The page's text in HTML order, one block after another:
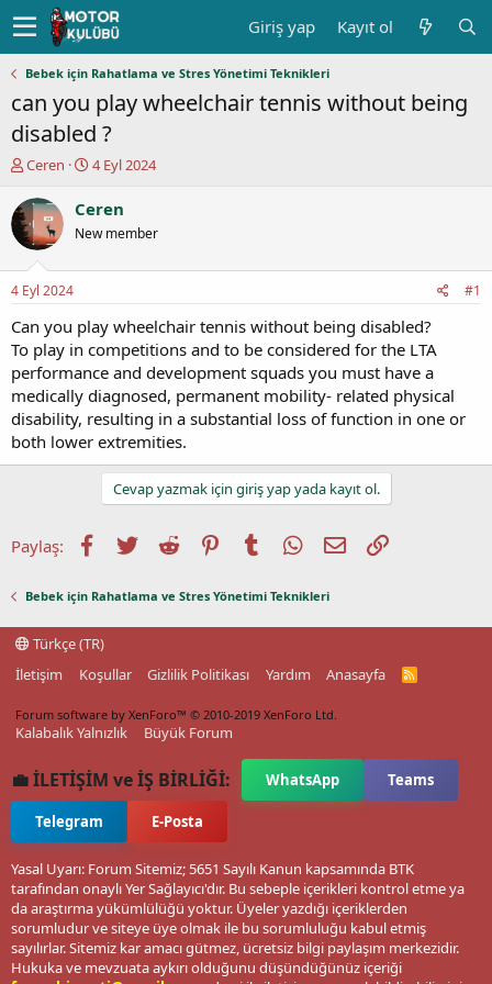
Giriş yap Kayıt ol
Bebek için Rahatlama ve Stres Yönetimi Teknikleri
can you play wheelchair tennis without being
disabled ?
K
n
u
y
b
a
ş
a
t
a
n
Ceren
B
ş
a
ç
a
r
i
h
i
4 Eyl 2024
Ceren
New member
4 Eyl 2024 #1
Can you play wheelchair tennis without being disabled?
To play in competitions and to be considered for the LTA
performance and development squads you must have a
medically diagnosed, permanent mobility- related physical
disability, resulting in a substantial loss of function in one or
both lower extremities.
Cevap yazmak için giriş yap yada kayıt ol.
Paylaş: Facebook
TwitterReddit PinterestTumblrWhatsApp
E-postaLink
Bebek için Rahatlama ve Stres Yönetimi Teknikleri
Türkçe (TR)
İletişim
Koşullar Gizlilik Politikası Yardım Anasayfa
R
Forum software by XenForo™ © 2010-2019 XenForo Ltd.
Kalabalık Yalnızlık Büyük Forum
💼 İLETİŞİM ve İŞ BİRLİĞİ: WhatsApp Teams
Telegram E-Posta
Yasal Uyarı: Forum Sitemiz; 5651 Sayılı Kanun kapsamında BTK
tarafından onaylı Yer Sağlayıcı'dır. Bu sebeple içerikleri kontrol etme ya
da araştırma yükümlülüğü yoktur. Üyeler yazdığı içeriklerden
sorumludur ve siteye üye olmak ile bu sorumluluğu kabul etmiş
sayılırlar. Sitemiz kar amacı gütmez, ücretsiz bilgi paylaşım merkezidir.
Hukuka ve mevzuata aykırı olduğunu düşündüğünüz içeriği